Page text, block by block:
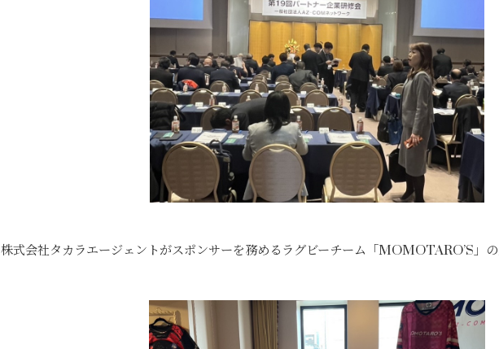
株式会社タカラエージェントがスポンサーを務めるラグビーチーム「MOMOTARO’S」の